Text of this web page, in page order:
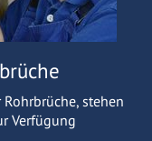
stehen
Verfügung